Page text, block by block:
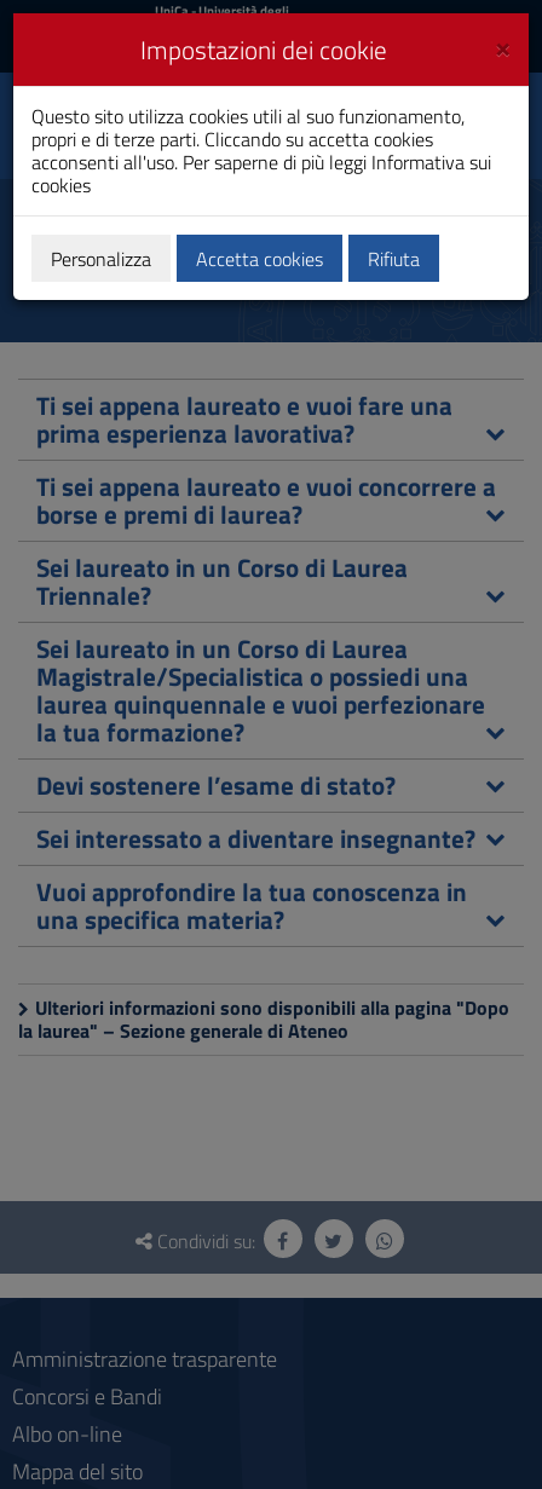
Vai
al
navigazione
sito
Vai
al
Footer
UniCa
Accedi
UniCa- Università degli
Accedi UniCA News
Toggle
navigation
Ingegneria Navale
Laurea
Laureati
Ti sei appena laureato e vuoi fare una
prima esperienza lavorativa?
Ti sei appena laureato e vuoi concorrere a
borse e premi di laurea?
Sei laureato in un Corso di Laurea
Triennale?
Sei laureato in un Corso di Laurea
Magistrale/Specialistica o possiedi una
laurea quinquennale e vuoi perfezionare
la tua formazione?
Devi sostenere l’esame di stato?
Sei interessato a diventare insegnante?
Vuoi approfondire la tua conoscenza in
una specifica materia?
Ulteriori informazioni sono disponibili alla pagina "Dopo
la laurea" – Sezione generale di Ateneo
Questionario
social
Condividi su:
Amministrazione trasparente
Concorsi e Bandi
Albo on-line
Mappa del sito
×
Impostazioni dei cookie
Questo sito utilizza cookies utili al suo funzionamento,
propri e di terze parti. Cliccando su accetta cookies
acconsenti all'uso. Per saperne di più leggi Informativa sui
cookies
Personalizza Accetta cookies Rifiuta